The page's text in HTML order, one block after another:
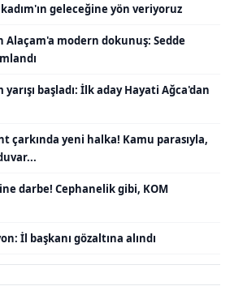
geleceğine yön veriyoruz
modern dokunuş: Sedde
başladı: İlk aday Hayati Ağca'dan
çarkında yeni halka! Kamu parasıyla,
darbe! Cephanelik gibi, KOM
İl başkanı gözaltına alındı